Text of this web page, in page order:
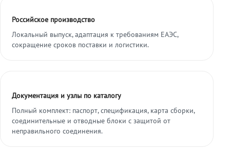
Российское производство
Локальный выпуск, адаптация к требованиям ЕАЭС,
сокращение сроков поставки и логистики.
Документация и узлы по каталогу
Полный комплект: паспорт, спецификация, карта сборки,
соединительные и отводные блоки с защитой от
неправильного соединения.